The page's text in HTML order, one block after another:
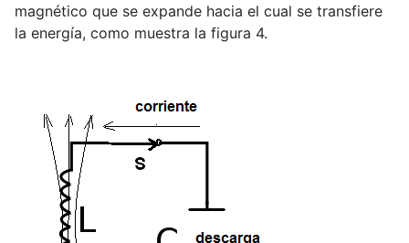
magnético que se expande hacia el cual se transfiere
la energía, como muestra la figura 4.